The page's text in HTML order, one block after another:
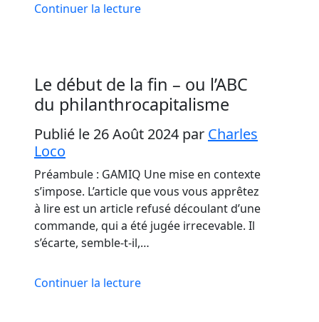
Continuer la lecture
Le début de la fin – ou l’ABC
du philanthrocapitalisme
Publié le 26 Août 2024 par Charles
Loco
Préambule : GAMIQ Une mise en contexte
s’impose. L’article que vous vous apprêtez
à lire est un article refusé découlant d’une
commande, qui a été jugée irrecevable. Il
s’écarte, semble-t-il,…
Continuer la lecture